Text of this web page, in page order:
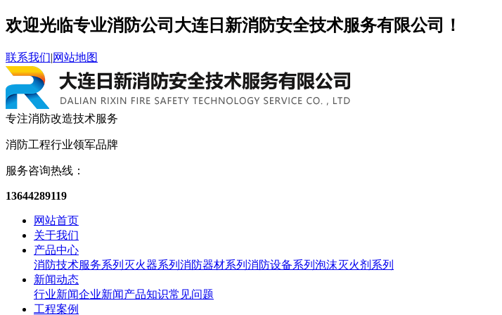
欢迎光临专业消防公司大连日新消防安全技术服务有限公司！
联系我们|网站地图
专注消防改造技术服务
消防工程行业领军品牌
服务咨询热线：
13644289119
网站首页
关于我们
产品中心
消防技术服务系列 灭火器系列 消防器材系列 消防设备系列 泡沫灭火剂系列
新闻动态
行业新闻企业新闻产品知识常见问题
工程案例